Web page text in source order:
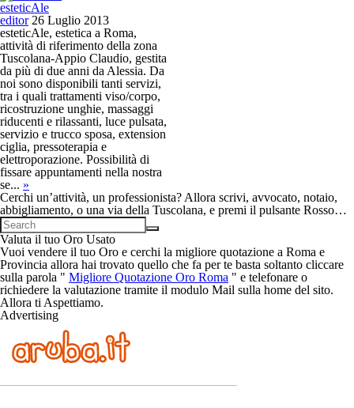
esteticAle
editor 26 Luglio 2013
esteticAle, estetica a Roma,
attività di riferimento della zona
Tuscolana-Appio Claudio, gestita
da più di due anni da Alessia. Da
noi sono disponibili tanti servizi,
tra i quali trattamenti viso/corpo,
ricostruzione unghie, massaggi
riducenti e rilassanti, luce pulsata,
servizio e trucco sposa, extension
ciglia, pressoterapia e
elettroporazione. Possibilità di
fissare appuntamenti nella nostra
se... »
Cerchi un’attività, un professionista? Allora scrivi, avvocato, notaio,
abbigliamento, o una via della Tuscolana, e premi il pulsante Rosso…
Valuta il tuo Oro Usato
Vuoi vendere il tuo Oro e cerchi la migliore quotazione a Roma e
Provincia allora hai trovato quello che fa per te basta soltanto cliccare
sulla parola " Migliore Quotazione Oro Roma " e telefonare o
richiedere la valutazione tramite il modulo Mail sulla home del sito.
Allora ti Aspettiamo.
Advertising